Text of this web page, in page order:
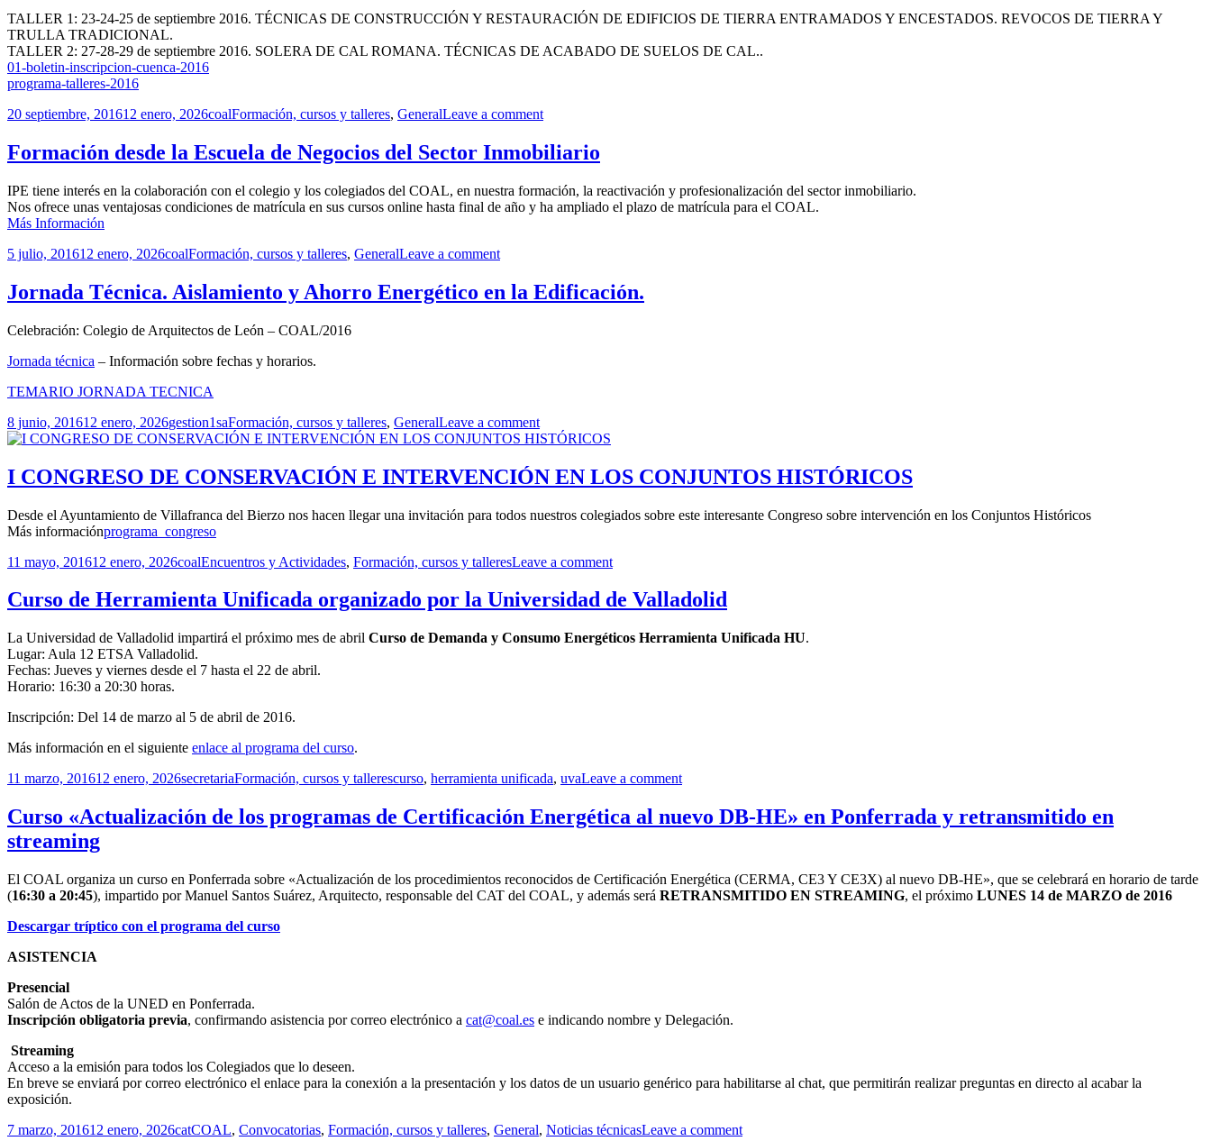
TALLER 1: 23-24-25 de septiembre 2016. TÉCNICAS DE CONSTRUCCIÓN Y RESTAURACIÓN DE EDIFICIOS DE TIERRA ENTRAMADOS Y ENCESTADOS. REVOCOS DE TIERRA Y
TRULLA TRADICIONAL.
TALLER 2: 27-28-29 de septiembre 2016. SOLERA DE CAL ROMANA. TÉCNICAS DE ACABADO DE SUELOS DE CAL..
01-boletin-inscripcion-cuenca-2016
programa-talleres-2016
Publicado
20 septiembre, 201612 enero, 2026Autor
coalCategorías
Formación, cursos y talleres, GeneralLeave a comment
Formación desde la Escuela de Negocios del Sector Inmobiliario
IPE tiene interés en la colaboración con el colegio y los colegiados del COAL, en nuestra formación, la reactivación y profesionalización del sector inmobiliario.
Nos ofrece unas ventajosas condiciones de matrícula en sus cursos online hasta final de año y ha ampliado el plazo de matrícula para el COAL.
Más Información
Publicado
5 julio, 201612 enero, 2026Autor
coalCategorías
Formación, cursos y talleres, GeneralLeave a comment
Jornada Técnica. Aislamiento y Ahorro Energético en la Edificación.
Celebración: Colegio de Arquitectos de León – COAL/2016
Jornada técnica – Información sobre fechas y horarios.
TEMARIO JORNADA TECNICA
Publicado
el
8 junio, 201612 enero, 2026Autor
gestion1saCategorías
Formación, cursos y talleres, GeneralLeave a comment
I CONGRESO DE CONSERVACIÓN E INTERVENCIÓN EN LOS CONJUNTOS HISTÓRICOS
Desde el Ayuntamiento de Villafranca del Bierzo nos hacen llegar una invitación para todos nuestros colegiados sobre este interesante Congreso sobre intervención en los Conjuntos Históricos
Más informaciónprograma_congreso
Publicado
11 mayo, 201612 enero, 2026Autor
coalCategorías
Encuentros y Actividades, Formación, cursos y talleresLeave a comment
Curso de Herramienta Unificada organizado por la Universidad de Valladolid
La Universidad de Valladolid impartirá el próximo mes de abril Curso de Demanda y Consumo Energéticos Herramienta Unificada HU.
Lugar: Aula 12 ETSA Valladolid.
Fechas: Jueves y viernes desde el 7 hasta el 22 de abril.
Horario: 16:30 a 20:30 horas.
Inscripción: Del 14 de marzo al 5 de abril de 2016.
Más información en el siguiente enlace al programa del curso.
Publicado
11 marzo, 201612 enero, 2026Autor
secretariaCategorías
Formación, cursos y talleresEtiquetas
curso, herramienta unificada, uvaLeave a comment
Curso «Actualización de los programas de Certificación Energética al nuevo DB-HE» en Ponferrada y retransmitido en
streaming
El COAL organiza un curso en Ponferrada sobre «Actualización de los procedimientos reconocidos de Certificación Energética (CERMA, CE3 Y CE3X) al nuevo DB-HE», que se celebrará en horario de tarde
(16:30 a 20:45), impartido por Manuel Santos Suárez, Arquitecto, responsable del CAT del COAL, y además será RETRANSMITIDO EN STREAMING, el próximo LUNES 14 de MARZO de 2016
Descargar tríptico con el programa del curso
ASISTENCIA
Presencial
Salón de Actos de la UNED en Ponferrada.
Inscripción obligatoria previa, confirmando asistencia por correo electrónico a cat@coal.es e indicando nombre y Delegación.
Streaming
Acceso a la emisión para todos los Colegiados que lo deseen.
En breve se enviará por correo electrónico el enlace para la conexión a la presentación y los datos de un usuario genérico para habilitarse al chat, que permitirán realizar preguntas en directo al acabar la
exposición.
Publicado
7 marzo, 201612 enero, 2026Autor
catCategorías
COAL, Convocatorias, Formación, cursos y talleres, General, Noticias técnicasLeave a comment